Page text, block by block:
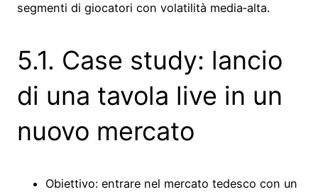
segmenti di giocatori con volatilità media‑alta.
5.1. Case study: lancio
di una tavola live in un
nuovo mercato
Obiettivo: entrare nel mercato tedesco con un